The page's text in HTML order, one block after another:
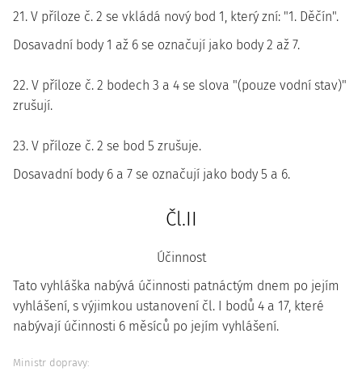
21. V příloze č. 2 se vkládá nový bod 1, který zní: "1. Děčín".
Dosavadní body 1 až 6 se označují jako body 2 až 7.
22. V příloze č. 2 bodech 3 a 4 se slova "(pouze vodní stav)"
zrušují.
23. V příloze č. 2 se bod 5 zrušuje.
Dosavadní body 6 a 7 se označují jako body 5 a 6.
Čl.II
Účinnost
Tato vyhláška nabývá účinnosti patnáctým dnem po jejím
vyhlášení, s výjimkou ustanovení čl. I bodů 4 a 17, které
nabývají účinnosti 6 měsíců po jejím vyhlášení.
Ministr dopravy: